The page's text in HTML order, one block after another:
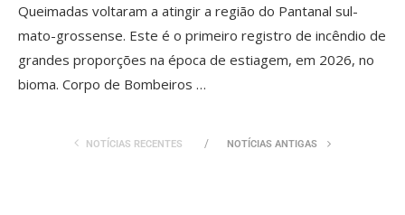
Queimadas voltaram a atingir a região do Pantanal sul-
mato-grossense. Este é o primeiro registro de incêndio de
grandes proporções na época de estiagem, em 2026, no
bioma. Corpo de Bombeiros …
NOTÍCIAS RECENTES NOTÍCIAS ANTIGAS